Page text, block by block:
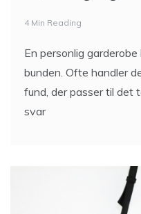
4 Min Reading
En personlig
bunden. Ofte handler
fund, der passer til det
svar